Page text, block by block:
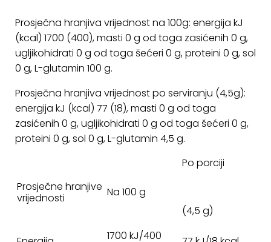
Prosječna hranjiva vrijednost na 100g: energija kJ
(kcal) 1700 (400), masti 0 g od toga zasićenih 0 g,
ugljikohidrati 0 g od toga šećeri 0 g, proteini 0 g, sol
0 g, L-glutamin 100 g.
Prosječna hranjiva vrijednost po serviranju (4,5g):
energija kJ (kcal) 77 (18), masti 0 g od toga
zasićenih 0 g, ugljikohidrati 0 g od toga šećeri 0 g,
proteini 0 g, sol 0 g, L-glutamin 4,5 g.
Prosječne hranjive
vrijednosti
Na 100 g
Po porciji
(4,5 g)
1700 kJ/400